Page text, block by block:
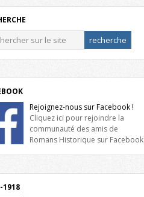
Rejoignez-nous sur Facebook !
Cliquez ici pour rejoindre la
communauté des amis de
Romans Historique sur Facebook
1918